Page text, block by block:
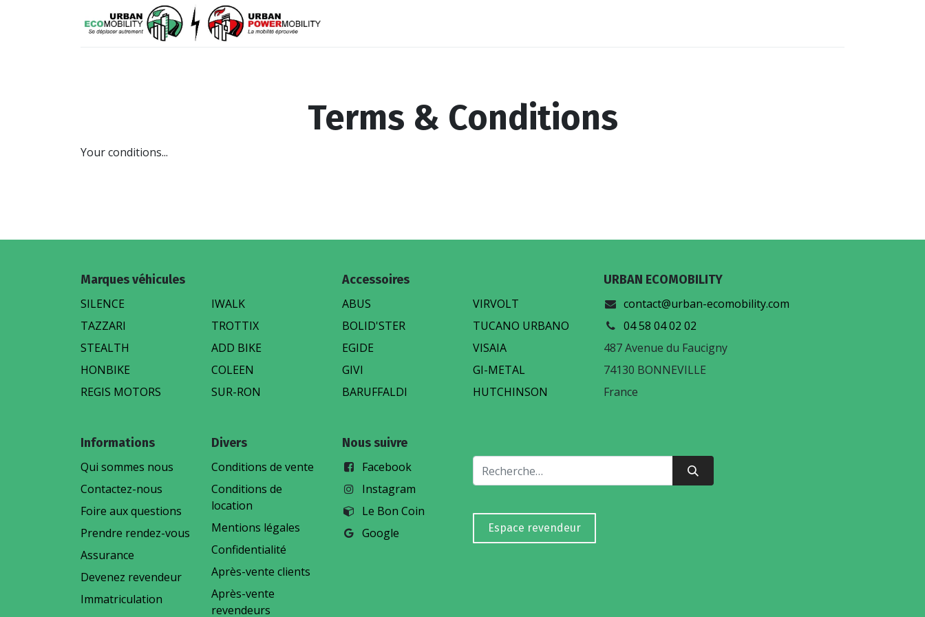
Terms & Conditions
Your conditions...
Marques véhicules
SILENCE
TAZZARI
STEALTH
HONBIKE
REGIS MOTORS
IWALK
TROTTIX
ADD BIKE
COLEEN
SUR-RON
Accessoires
ABUS
BOLID'STER
EGIDE
GIVI
BARUFFALDI
VIRVOLT
TUCANO URBANO
VISAIA
GI-METAL
HUTCHINSON
URBAN ECOMOBILITY
contact@urban-ecomobility.com
04 58 04 02 02
487 Avenue du Faucigny
74130 BONNEVILLE
France
Informations
Qui sommes nous
Contactez-nous
Foire aux questions
Prendre rendez-vous
Assurance
Devenez revendeur
Immatriculation
Divers
Conditions de vente
Conditions de
location
Mentions légales
Confidentialité
Après-vente clients
Après-vente
revendeurs
Nous suivre
Facebook
Instagram
Le Bon Coin
Google
Espace revendeur